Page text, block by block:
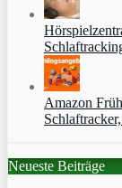
Amazon
Neueste Beiträge